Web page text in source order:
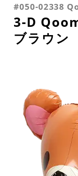
#050-02338
3-D
ブラウン